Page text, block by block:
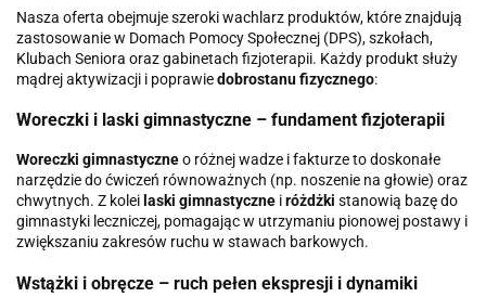
Nasza oferta obejmuje szeroki wachlarz produktów, które znajdują
zastosowanie w Domach Pomocy Społecznej (DPS), szkołach,
Klubach Seniora oraz gabinetach fizjoterapii. Każdy produkt służy
mądrej aktywizacji i poprawiedobrostanu fizycznego:
Woreczki i laski gimnastyczne – fundament fizjoterapii
Woreczki gimnastyczneo różnej wadze i fakturze to doskonałe
narzędzie do ćwiczeń równoważnych (np. noszenie na głowie) oraz
chwytnych. Z kolei laski gimnastyczne iróżdżki stanowią bazę do
gimnastyki leczniczej, pomagając w utrzymaniu pionowej postawy i
zwiększaniu zakresów ruchu w stawach barkowych.
Wstążki i obręcze – ruch pełen ekspresji i dynamiki